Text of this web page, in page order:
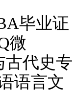
毕业证
微
古代史专
语言文